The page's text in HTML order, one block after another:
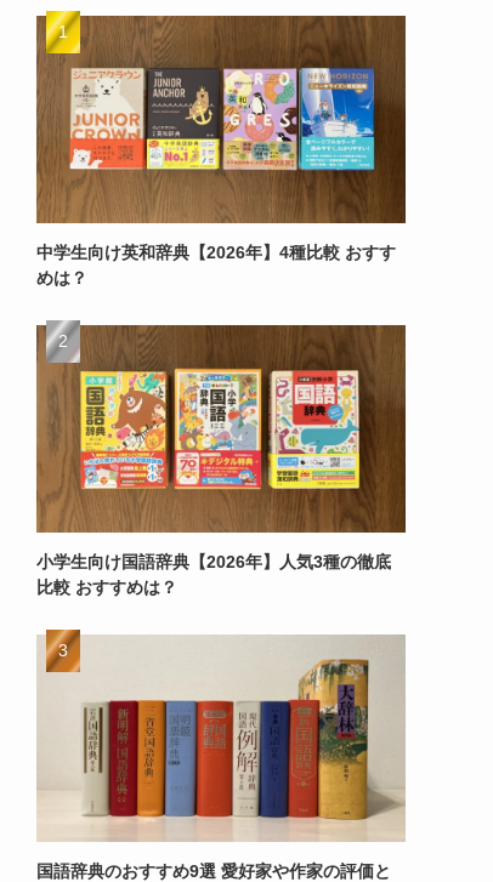
中学生向け英和辞典【2026年】4種比較 おすす
めは？
小学生向け国語辞典【2026年】人気3種の徹底
比較 おすすめは？
国語辞典のおすすめ9選 愛好家や作家の評価と